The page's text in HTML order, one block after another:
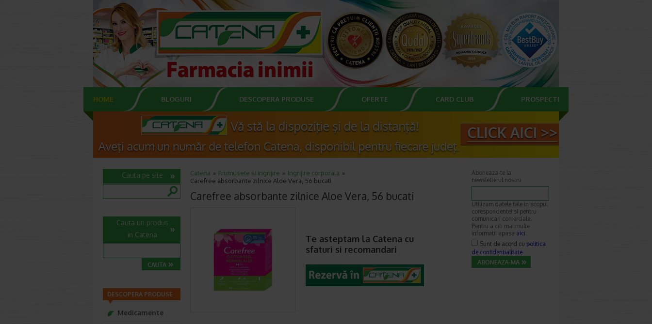
HOME BLOGURI DESCOPERA PRODUSE OFERTE CARD CLUB PROSPECTE
Catena Frumusete si ingrijire
Ingrijire corporala
Carefree absorbante zilnice Aloe Vera, 56 bucati
Carefree absorbante zilnice Aloe Vera, 56 bucati
Te asteptam la Catena cu
sfaturi si recomandari
Cauta pe site
Cauta un produs
in Catena
DESCOPERA PRODUSE
Medicamente
Aboneaza-te la
newsletterul nostru
Utilizam datele tale in scopul
corespondentei si pentru
comunicari comerciale.
Pentru a citi mai multe
informatii apasa aici.
Sunt de acord cu politica
de confidentialitate